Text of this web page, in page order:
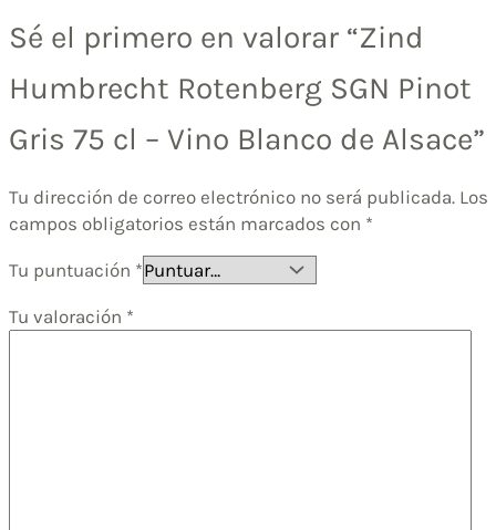
Sé el primero en valorar “Zind
Humbrecht Rotenberg SGN Pinot
Gris 75 cl – Vino Blanco de Alsace”
Tu dirección de correo electrónico no será publicada. Los
campos obligatorios están marcados con *
Tu puntuación *
Tu valoración *